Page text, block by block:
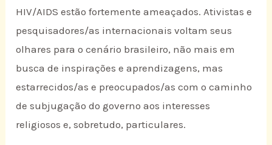
HIV/AIDS estão fortemente ameaçados. Ativistas e
pesquisadores/as internacionais voltam seus
olhares para o cenário brasileiro, não mais em
busca de inspirações e aprendizagens, mas
estarrecidos/as e preocupados/as com o caminho
de subjugação do governo aos interesses
religiosos e, sobretudo, particulares.